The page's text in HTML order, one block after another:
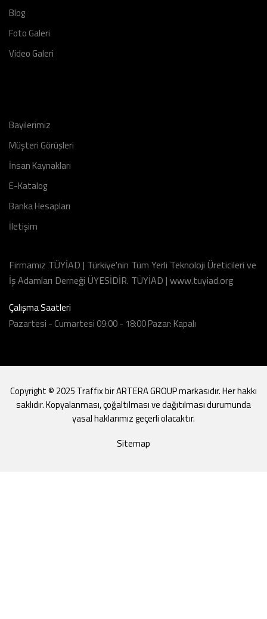
Blog
Foto Galeri
Video Galeri
Bayilerimiz
Müşteri Görüşleri
İnsan Kaynakları
E-Katalog
Banka Hesapları
İletişim
Firmamız TÜYİAD | Türkiye'nin Tüm Yerli Teknoloji Üreticileri ve
İş Adamları Derneği ÜYESİDİR. TÜYİAD | www.tuyiad.org
Çalışma Saatleri
Pazartesi - Cumartesi 09:00 - 18:00 Pazar: Kapalı
Copyright © 2025 Traffix bir ARTERA GROUP markasıdır. Her hakkı
saklıdır. Kopyalanması, çoğaltılması ve dağıtılması durumunda
yasal haklarımız geçerli olacaktır.
Sitemap